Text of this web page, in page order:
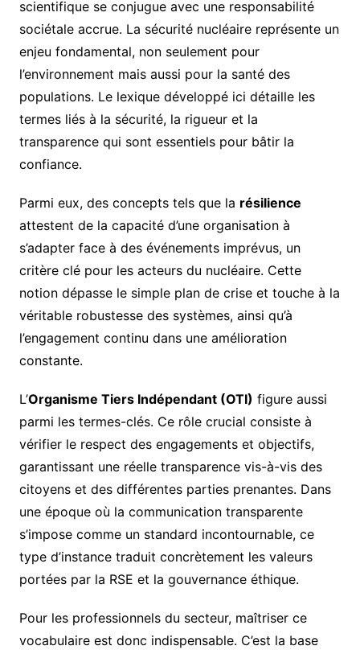
scientifique se conjugue avec une responsabilité
sociétale accrue. La sécurité nucléaire représente un
enjeu fondamental, non seulement pour
l’environnement mais aussi pour la santé des
populations. Le lexique développé ici détaille les
termes liés à la sécurité, la rigueur et la
transparence qui sont essentiels pour bâtir la
confiance.
Parmi eux, des concepts tels que la résilience
attestent de la capacité d’une organisation à
s’adapter face à des événements imprévus, un
critère clé pour les acteurs du nucléaire. Cette
notion dépasse le simple plan de crise et touche à la
véritable robustesse des systèmes, ainsi qu’à
l’engagement continu dans une amélioration
constante.
L’Organisme Tiers Indépendant (OTI) figure aussi
parmi les termes-clés. Ce rôle crucial consiste à
vérifier le respect des engagements et objectifs,
garantissant une réelle transparence vis-à-vis des
citoyens et des différentes parties prenantes. Dans
une époque où la communication transparente
s’impose comme un standard incontournable, ce
type d’instance traduit concrètement les valeurs
portées par la RSE et la gouvernance éthique.
Pour les professionnels du secteur, maîtriser ce
vocabulaire est donc indispensable. C’est la base